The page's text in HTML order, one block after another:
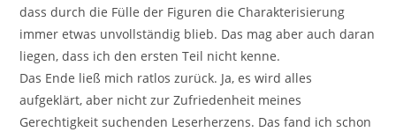
dass durch die Fülle der Figuren die Charakterisierung
immer etwas unvollständig blieb. Das mag aber auch daran
liegen, dass ich den ersten Teil nicht kenne.
Das Ende ließ mich ratlos zurück. Ja, es wird alles
aufgeklärt, aber nicht zur Zufriedenheit meines
Gerechtigkeit suchenden Leserherzens. Das fand ich schon